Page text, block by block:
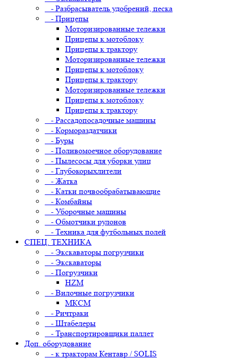
- Разбрасыватель удобрений, песка
- Прицепы
Моторизированные тележки
Прицепы к мотоблоку
Прицепы к трактору
Моторизированные тележки
Прицепы к мотоблоку
Прицепы к трактору
Моторизированные тележки
Прицепы к мотоблоку
Прицепы к трактору
- Рассадопосадочные машины
- Кормораздатчики
- Буры
- Поливомоечное оборудование
- Пылесосы для уборки улиц
- Глубокорыхлители
- Жатка
- Катки почвообрабатывающие
- Комбайны
- Уборочные машины
- Обмотчики рулонов
- Техника для футбольных полей
СПЕЦ. ТЕХНИКА
- Экскаваторы погрузчики
- Экскаваторы
- Погрузчики
HZM
- Вилочные погрузчики
МКСМ
- Ричтраки
- Штабелеры
- Транспортировщики паллет
Доп. оборудование
- к тракторам Кентавр / SOLIS